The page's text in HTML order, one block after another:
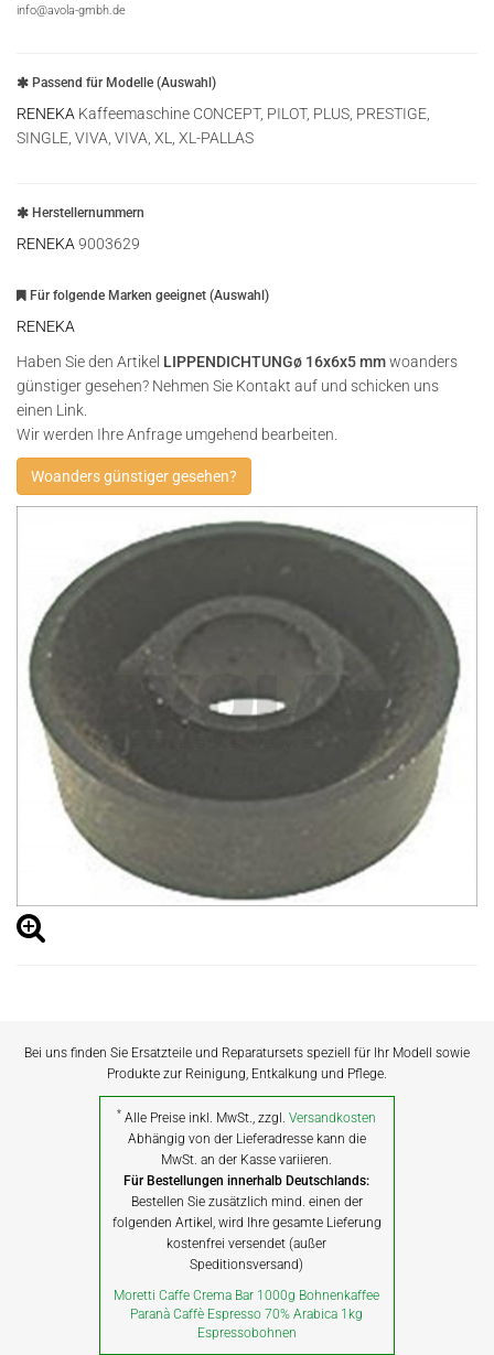
info@avola-gmbh.de
Passend für Modelle (Auswahl)
RENEKA Kaffeemaschine CONCEPT, PILOT, PLUS, PRESTIGE,
SINGLE, VIVA, VIVA, XL, XL-PALLAS
Herstellernummern
RENEKA 9003629
Für folgende Marken geeignet (Auswahl)
RENEKA
Haben Sie den Artikel LIPPENDICHTUNGø 16x6x5 mmwoanders
günstiger gesehen? Nehmen Sie Kontakt auf und schicken uns
einen Link.
Wir werden Ihre Anfrage umgehend bearbeiten.
Woanders günstiger gesehen?
Bei uns finden Sie Ersatzteile und Reparatursets speziell für Ihr Modell sowie
Produkte zur Reinigung, Entkalkung und Pflege.
* Alle Preise inkl. MwSt., zzgl.Versandkosten
Abhängig von der Lieferadresse kann die
MwSt. an der Kasse variieren.
Für Bestellungen innerhalb Deutschlands:
Bestellen Sie zusätzlich mind. einen der
folgenden Artikel, wird Ihre gesamte Lieferung
kostenfrei versendet (außer
Speditionsversand)
Moretti Caffe Crema Bar 1000g Bohnenkaffee
Paranà Caffè Espresso 70% Arabica 1kg
Espressobohnen